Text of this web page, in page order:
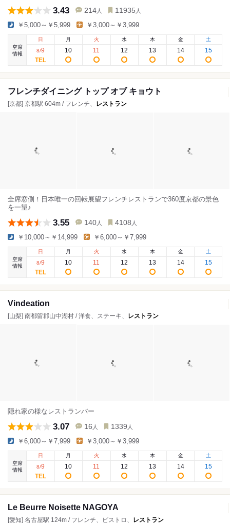
3.43 214 人 11935 人
￥5,000～￥5,999 ￥3,000～￥3,999
空席
情報
日
8/9
月
10
火
11
水
12
木
13
金
14
土
15
フレンチダイニング トップ オブ キョウト
[京都] 京都駅 604m / フレンチ、 レストラン
全席窓側！日本唯一の回転展望フレンチレストランで360度京都の景色
を一望♪
3.55 140 人 4108 人
￥10,000～￥14,999 ￥6,000～￥7,999
空席
情報
日
8/9
月
10
火
11
水
12
木
13
金
14
土
15
Vindeation
[山梨] 南都留郡山中湖村 / 洋食、ステーキ、 レストラン
隠れ家の様なレストランバー
3.07 16 人 1339 人
￥6,000～￥7,999 ￥3,000～￥3,999
空席
情報
日
8/9
月
10
火
11
水
12
木
13
金
14
土
15
Le Beurre Noisette NAGOYA
[愛知] 名古屋駅 124m / フレンチ、ビストロ、 レストラン